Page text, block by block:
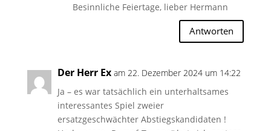
Besinnliche Feiertage, lieber Hermann
Antworten
Der Herr Ex am 22. Dezember 2024 um 14:22
Ja – es war tatsächlich ein unterhaltsames
interessantes Spiel zweier
ersatzgeschwächter Abstiegskandidaten !